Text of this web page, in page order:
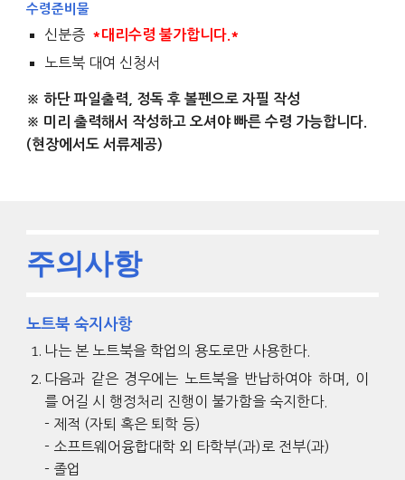
수령준비물
신분증 *대리수령 불가합니다.*
노트북 대여 신청서
※하단 파일출력, 정독 후 볼펜으로 자필 작성
※ 미리 출력해서 작성하고 오셔야 빠른 수령 가능합니다.
(현장에서도 서류제공)
주의사항
노트북 숙지사항
나는 본 노트북을 학업의 용도로만 사용한다.
다음과 같은 경우에는 노트북을 반납하여야 하며, 이
를 어길 시 행정처리 진행이 불가함을 숙지한다.
- 제 적 (자퇴 혹은 퇴학 등)
- 소프트웨어융합대학 외 타학부(과)로 전부(과)
- 졸업